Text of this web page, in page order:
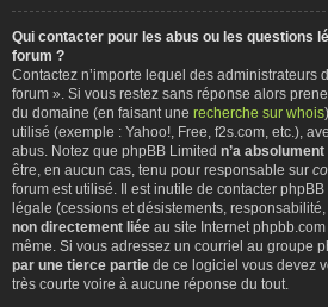
Qui contacter pour les abus ou les questions
forum ?
Contactez n’importe lequel des administrateurs
forum ». Si vous restez sans réponse alors
du domaine (en faisant une recherche sur whois
utilisé (exemple : Yahoo!, Free, f2s.com, etc.),
abus. Notez que phpBB Limited n’a
être, en aucun cas, tenu pour responsable sur
forum est utilisé. Il est inutile de contacter
légale (cessions et désistements,
non directement liée au site Internet
même. Si vous adressez un courriel au groupe
par une tierce partie de ce logiciel vous devez
très courte voire à aucune réponse du tout.